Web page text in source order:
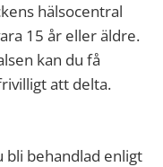
hälsocentral
15 år eller äldre.
kan du få
att delta.
behandlad enligt